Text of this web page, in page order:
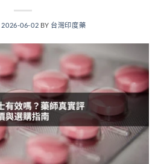
2026-06-02 BY 台灣印度藥